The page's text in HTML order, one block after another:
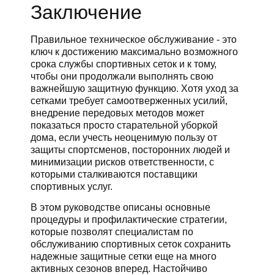
Заключение
Правильное техническое обслуживание - это
ключ к достижению максимально возможного
срока службы спортивных сеток и к тому,
чтобы они продолжали выполнять свою
важнейшую защитную функцию. Хотя уход за
сетками требует самоотверженных усилий,
внедрение передовых методов может
показаться просто старательной уборкой
дома, если учесть неоценимую пользу от
защиты спортсменов, посторонних людей и
минимизации рисков ответственности, с
которыми сталкиваются поставщики
спортивных услуг.
В этом руководстве описаны основные
процедуры и профилактические стратегии,
которые позволят специалистам по
обслуживанию спортивных сеток сохранить
надежные защитные сетки еще на много
активных сезонов вперед. Настойчиво